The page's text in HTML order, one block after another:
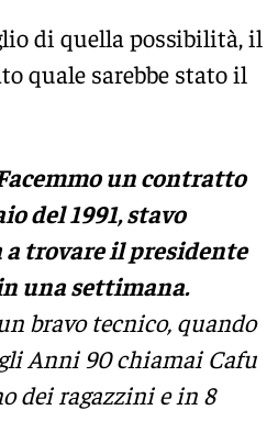
di quella possibilità, il
quale sarebbe stato il
un contratto
del 1991, stavo
trovare il presidente
una settimana.
bravo tecnico, quando
Anni 90 chiamai Cafu
dei ragazzini e in 8